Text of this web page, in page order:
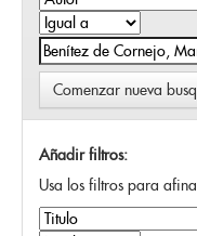
Comenzar nueva
Añadir filtros:
Usa los filtros para